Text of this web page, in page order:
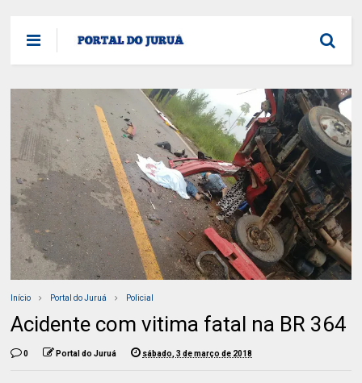
Início Portal do Juruá Policial
Acidente com vitima fatal na BR 364
0 Portal do Juruá sábado, 3 de março de 2018